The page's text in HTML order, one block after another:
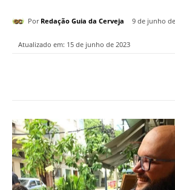
Por Redação Guia da Cerveja 9 de junho
Atualizado em: 15 de junho de 2023